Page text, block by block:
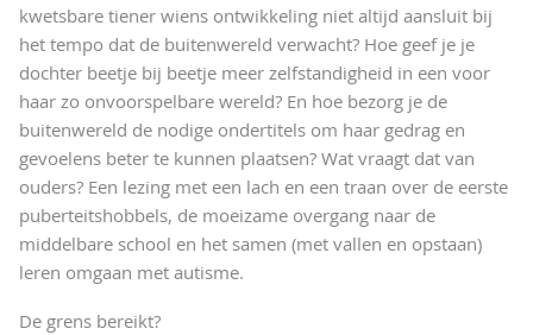
kwetsbare tiener wiens ontwikkeling niet altijd aansluit bij
het tempo dat de buitenwereld verwacht? Hoe geef je je
dochter beetje bij beetje meer zelfstandigheid in een voor
haar zo onvoorspelbare wereld? En hoe bezorg je de
buitenwereld de nodige ondertitels om haar gedrag en
gevoelens beter te kunnen plaatsen? Wat vraagt dat van
ouders? Een lezing met een lach en een traan over de eerste
puberteitshobbels, de moeizame overgang naar de
middelbare school en het samen (met vallen en opstaan)
leren omgaan met autisme.
De grens bereikt?